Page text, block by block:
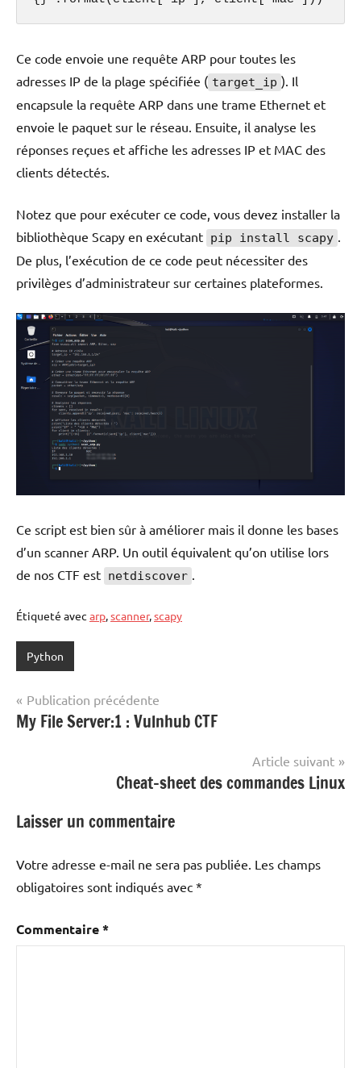
Ce code envoie une requête ARP pour toutes les
adresses IP de la plage spécifiée ( target_ip ). Il
encapsule la requête ARP dans une trame Ethernet et
envoie le paquet sur le réseau. Ensuite, il analyse les
réponses reçues et affiche les adresses IP et MAC des
clients détectés.
Notez que pour exécuter ce code, vous devez installer la
bibliothèque Scapy en exécutant pip install scapy
De plus, l’exécution de ce code peut nécessiter des
privilèges d’administrateur sur certaines plateformes.
Ce script est bien sûr à améliorer mais il donne les bases
d’un scanner ARP. Un outil équivalent qu’on utilise lors
de nos CTF est netdiscover .
Étiqueté avec arp,scanner,scapy
Python
Navigation
de
Publication précédente
My File Server:1 : Vulnhub CTF
Article suivant
Cheat-sheet des commandes Linux
Laisser un commentaire
Votre adresse e-mail ne sera pas publiée. Les champs
obligatoires sont indiqués avec *
Commentaire*